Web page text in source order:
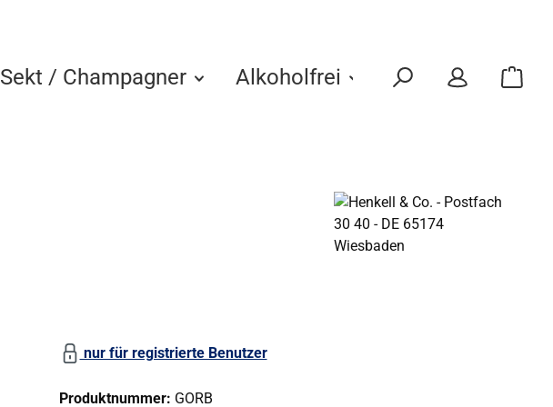
Sekt / Champagner Alkoholfrei Eigenmarken
nur für registrierte Benutzer
Produktnummer: GORB